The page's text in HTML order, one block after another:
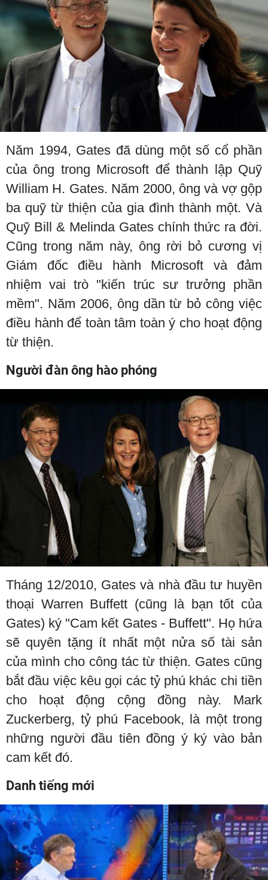
Năm 1994, Gates đã dùng một số cổ phần
của ông trong Microsoft để thành lập Quỹ
William H. Gates. Năm 2000, ông và vợ gộp
ba quỹ từ thiện của gia đình thành một. Và
Quỹ Bill & Melinda Gates chính thức ra đời.
Cũng trong năm này, ông rời bỏ cương vị
Giám đốc điều hành Microsoft và đảm
nhiệm vai trò "kiến trúc sư trưởng phần
mềm". Năm 2006, ông dần từ bỏ công việc
điều hành để toàn tâm toàn ý cho hoạt động
từ thiện.
Người đàn ông hào phóng
Tháng 12/2010, Gates và nhà đầu tư huyền
thoại Warren Buffett (cũng là bạn tốt của
Gates) ký "Cam kết Gates - Buffett". Họ hứa
sẽ quyên tặng ít nhất một nửa số tài sản
của mình cho công tác từ thiện. Gates cũng
bắt đầu việc kêu gọi các tỷ phú khác chi tiền
cho hoạt động cộng đồng này. Mark
Zuckerberg, tỷ phú Facebook, là một trong
những người đầu tiên đồng ý ký vào bản
cam kết đó.
Danh tiếng mới